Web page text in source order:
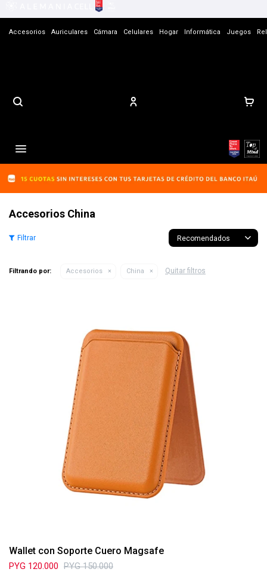
Accesorios Auriculares Cámara Celulares Hogar Informática Juegos

Accesorios China
Recomendados
Filtrando por: Accesorios China Quitar filtros
Wallet con Soporte Cuero Magsafe
PYG 120.000 PYG 150.000